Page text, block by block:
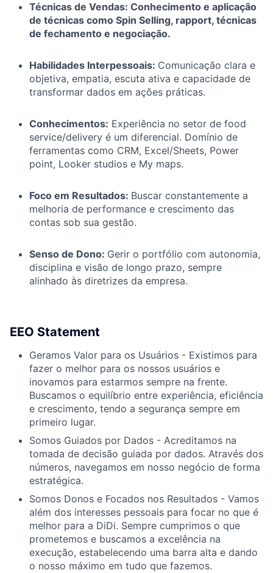
Técnicas de Vendas: Conhecimento e aplicação
de técnicas como Spin Selling, rapport, técnicas
de fechamento e negociação.
Habilidades Interpessoais: Comunicação clara e
objetiva, empatia, escuta ativa e capacidade de
transformar dados em ações práticas.
Conhecimentos: Experiência no setor de food
service/delivery é um diferencial. Domínio de
ferramentas como CRM, Excel/Sheets, Power
point, Looker studios e My maps.
Foco em Resultados: Buscar constantemente a
melhoria de performance e crescimento das
contas sob sua gestão.
Senso de Dono: Gerir o portfólio com autonomia,
disciplina e visão de longo prazo, sempre
alinhado às diretrizes da empresa.
EEO Statement
Geramos Valor para os Usuários - Existimos para
fazer o melhor para os nossos usuários e
inovamos para estarmos sempre na frente.
Buscamos o equilíbrio entre experiência, eficiência
e crescimento, tendo a segurança sempre em
primeiro lugar.
Somos Guiados por Dados - Acreditamos na
tomada de decisão guiada por dados. Através dos
números, navegamos em nosso negócio de forma
estratégica.
Somos Donos e Focados nos Resultados - Vamos
além dos interesses pessoais para focar no que é
melhor para a DiDi. Sempre cumprimos o que
prometemos e buscamos a excelência na
execução, estabelecendo uma barra alta e dando
o nosso máximo em tudo que fazemos.